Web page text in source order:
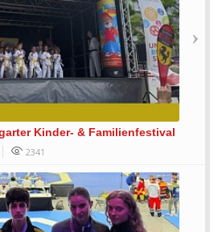
Kinder- & Familienfestival
2341